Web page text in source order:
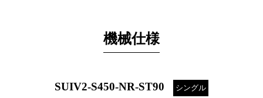
機械仕様
SUIV2-S450-NR-ST90 シングル